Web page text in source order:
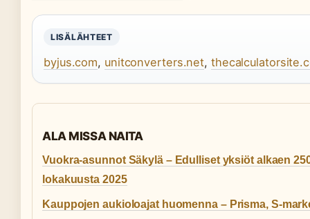
LISÄLÄHTEET
byjus.com, unitconverters.net,
ALA MISSA NAITA
Vuokra-asunnot Säkylä – Edulliset yksiöt alkaen
lokakuusta 2025
Kauppojen aukioloajat huomenna – Prisma, S-